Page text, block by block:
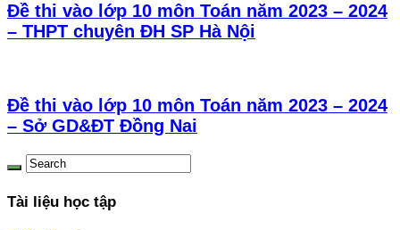
Đề thi vào lớp 10 môn Toán năm 2023 – 2024
– THPT chuyên ĐH SP Hà Nội
Đề thi vào lớp 10 môn Toán năm 2023 – 2024
– Sở GD&ĐT Đồng Nai
Tài liệu học tập